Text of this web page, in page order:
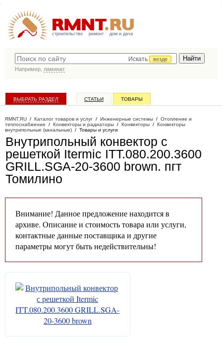
строительство ремонт дом и дача
Искать
везде
Например, ламинат
ВЫБРАТЬ РАЗДЕЛ СТАТЬИ ТОВАРЫ
RMNT.RU / Каталог товаров и услуг / Инженерные системы / Отопление и
теплоснабжение / Конвекторы и радиаторы / Конвекторы / Конвекторы
внутрипольные (канальные) / Товары и услуги
Внутрипольный конвектор с
решеткой Itermic ITT.080.200.3600
GRILL.SGA-20-3600 brown. пгт
Томилино
Внимание! Данное предложение находится в
архиве. Описание и стоимость товара или услуги,
контактные данные поставщика и другие
параметры могут быть недействительны!